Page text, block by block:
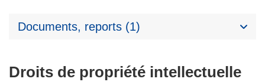
Documents, reports (1)
Droits de propriété intellectuelle